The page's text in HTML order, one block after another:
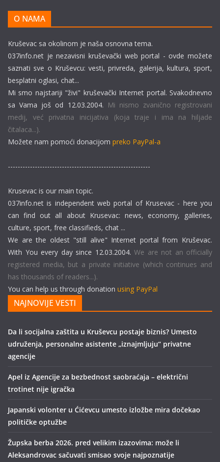
O NAMA
Kruševac sa okolinom je naša osnovna tema.
037info.net je nezavisni kruševački web portal - ovde možete
saznati sve o Kruševcu: vesti, privreda, galerija, kultura, sport,
besplatni oglasi, chat...
Mi smo najstariji "živi" kruševački Internet portal. Svakodnevno
sa Vama još od 12.03.2004. Mi nismo zvanično registrovani
medij, već privatna inicijativa (koja traje i ima na hiljade
čitalaca...).
Možete nam pomoći donacijom preko PayPal-a
----------------------------------------------------------
Krusevac is our main topic.
037info.net is independent web portal of Krusevac - here you
can find out all about Krusevac: news, economy, galleries,
culture, sport, free classifieds, chat ...
We are the oldest "still alive" Internet portal from Kruševac.
With You every day since 12.03.2004. We are not an officially
registered media, but a private initiative (which continues and
has thousands of readers...).
You can help us through donation using PayPal
NAJNOVIJE VESTI
Da li socijalna zaštita u Kruševcu postaje biznis? Umesto
udruženja, personalne asistente „iznajmljuju“ privatne
agencije
Apel iz Agencije za bezbednost saobraćaja – električni
trotinet nije igračka
Japanski volonter u Ćićevcu umesto izložbe mira dočekao
političke optužbe
Župska berba 2026. pred velikim izazovima: može li
Aleksandrovac sačuvati smisao svoje najpoznatije